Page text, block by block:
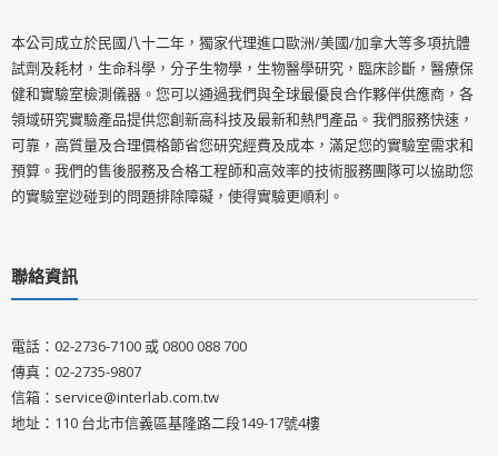
本公司成立於民國八十二年，獨家代理進口歐洲/美國/加拿大等多項抗體
試劑及耗材，生命科學，分子生物學，生物醫學研究，臨床診斷，醫療保
健和實驗室檢測儀器。您可以通過我們與全球最優良合作夥伴供應商，各
領域研究實驗產品提供您創新高科技及最新和熱門產品。我們服務快速，
可靠，高質量及合理價格節省您研究經費及成本，滿足您的實驗室需求和
預算。我們的售後服務及合格工程師和高效率的技術服務團隊可以協助您
的實驗室逤碰到的問題排除障礙，使得實驗更順利。
聯絡資訊
電話：02-2736-7100 或 0800 088 700
傳真：02-2735-9807
信箱：service@interlab.com.tw
地址：110 台北市信義區基隆路二段149-17號4樓